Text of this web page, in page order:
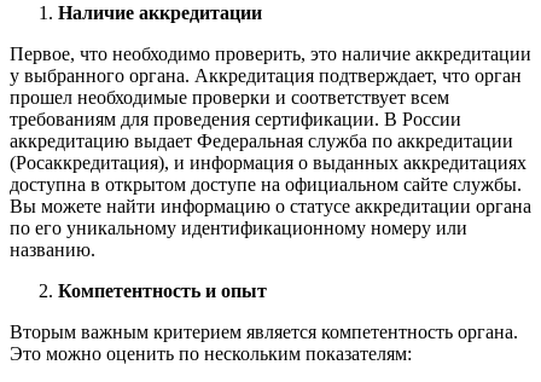
Наличие аккредитации
Первое, что необходимо проверить, это наличие аккредитации
у выбранного органа. Аккредитация подтверждает, что орган
прошел необходимые проверки и соответствует всем
требованиям для проведения сертификации. В России
аккредитацию выдает Федеральная служба по аккредитации
(Росаккредитация), и информация о выданных аккредитациях
доступна в открытом доступе на официальном сайте службы.
Вы можете найти информацию о статусе аккредитации органа
по его уникальному идентификационному номеру или
названию.
Компетентность и опыт
Вторым важным критерием является компетентность органа.
Это можно оценить по нескольким показателям: